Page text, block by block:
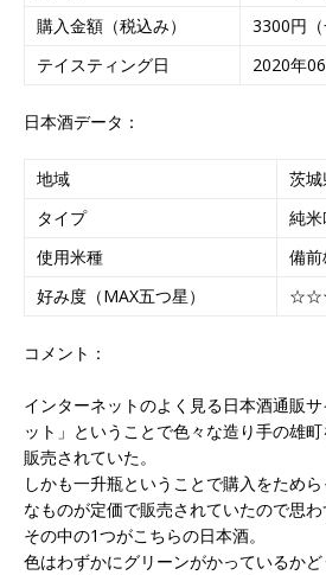
購入金額（税込み）
3300円（
テイスティング日
2020年
日本酒データ：
地域
茨
タイプ
純米
使用米種
備
好み度（MAX五つ星）
コメント：
インターネットのよく見る日本酒通販
ット」ということで色々な造り手の雄
販売されていた。
しかも一升瓶ということで購入をため
なものが定価で販売されていたので思わ
その中の1つがこちらの日本酒。
色はわずかにグリーンがかっているかど